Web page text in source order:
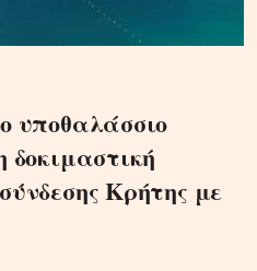
υποθαλάσσιο
δοκιμαστική
Κρήτης με